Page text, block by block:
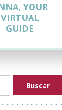
YOUR
VIRTUAL
GUIDE